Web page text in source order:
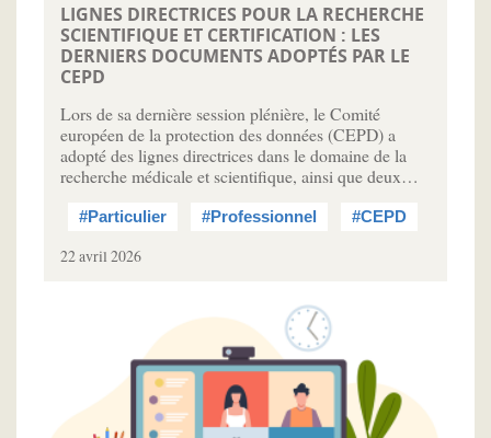
LIGNES DIRECTRICES POUR LA RECHERCHE
SCIENTIFIQUE ET CERTIFICATION : LES
DERNIERS DOCUMENTS ADOPTÉS PAR LE
CEPD
Lors de sa dernière session plénière, le Comité
européen de la protection des données (CEPD) a
adopté des lignes directrices dans le domaine de la
recherche médicale et scientifique, ainsi que deux…
#Particulier #Professionnel #CEPD
22 avril 2026